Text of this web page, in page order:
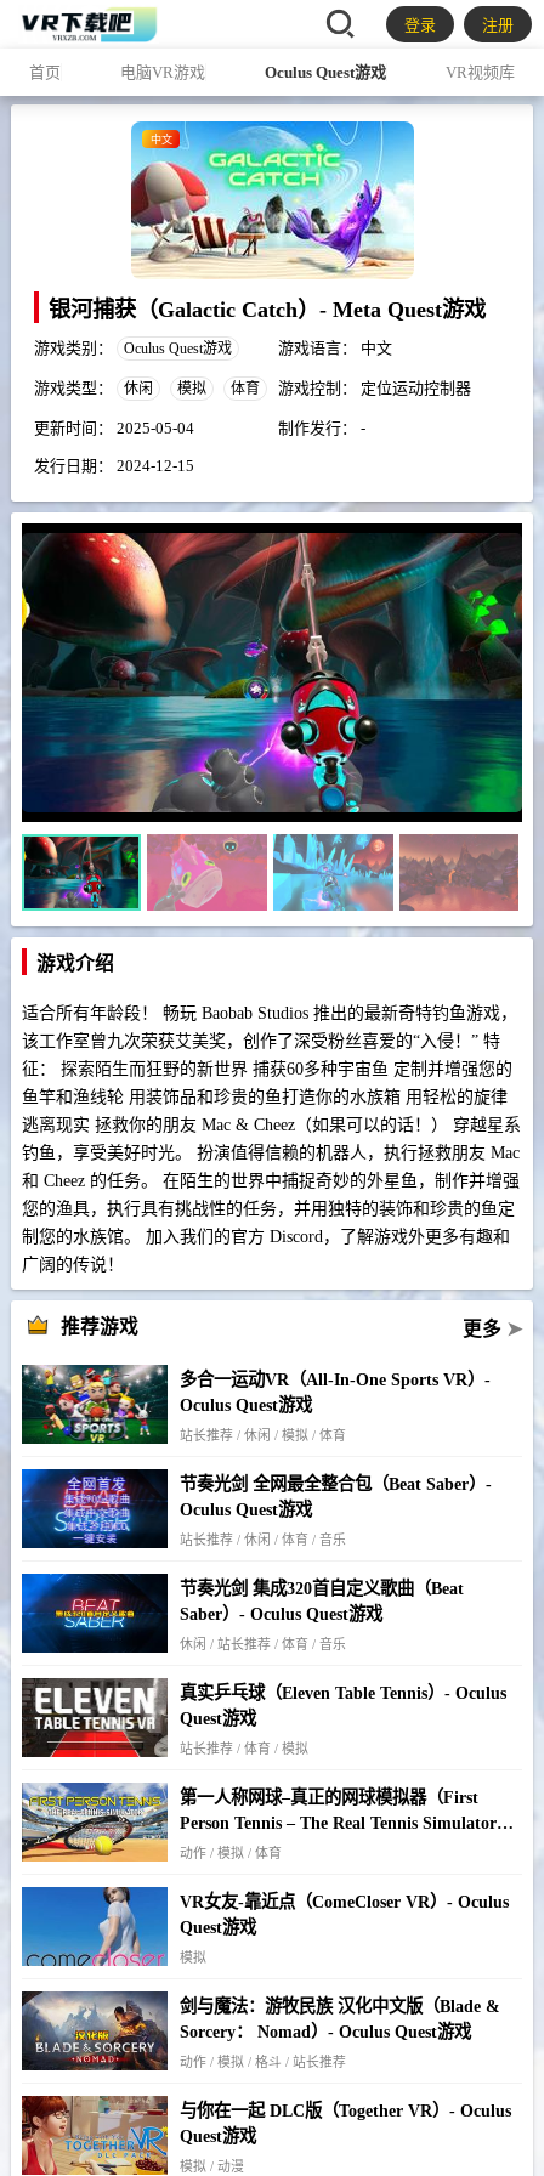
登录 注册
首页 电脑VR游戏 Oculus Quest游戏 VR视频库
中文
银河捕获（Galactic Catch）- Meta Quest游戏
游戏类别： Oculus Quest游戏 游戏语言： 中文
游戏类型： 休闲 模拟 体育 游戏控制： 定位运动控制器
更新时间： 2025-05-04 制作发行： -
发行日期： 2024-12-15
游戏介绍
适合所有年龄段！ 畅玩 Baobab Studios 推出的最新奇特钓鱼游戏，
该工作室曾九次荣获艾美奖，创作了深受粉丝喜爱的“入侵！” 特
征： 探索陌生而狂野的新世界 捕获60多种宇宙鱼 定制并增强您的
鱼竿和渔线轮 用装饰品和珍贵的鱼打造你的水族箱 用轻松的旋律
逃离现实 拯救你的朋友 Mac & Cheez（如果可以的话！） 穿越星系
钓鱼，享受美好时光。 扮演值得信赖的机器人，执行拯救朋友 Mac
和 Cheez 的任务。 在陌生的世界中捕捉奇妙的外星鱼，制作并增强
您的渔具，执行具有挑战性的任务，并用独特的装饰和珍贵的鱼定
制您的水族馆。 加入我们的官方 Discord，了解游戏外更多有趣和
广阔的传说！
推荐游戏 更多 ➤
多合一运动VR（All-In-One Sports VR）-
Oculus Quest游戏
站长推荐 / 休闲 / 模拟 / 体育
节奏光剑 全网最全整合包（Beat Saber）-
Oculus Quest游戏
站长推荐 / 休闲 / 体育 / 音乐
节奏光剑 集成320首自定义歌曲（Beat
Saber）- Oculus Quest游戏
休闲 / 站长推荐 / 体育 / 音乐
真实乒乓球（Eleven Table Tennis）- Oculus
Quest游戏
站长推荐 / 体育 / 模拟
第一人称网球–真正的网球模拟器（First
Person Tennis – The Real Tennis Simulator）-
Oculus Quest游戏
动作 / 模拟 / 体育
VR女友-靠近点（ComeCloser VR）- Oculus
Quest游戏
模拟
剑与魔法：游牧民族 汉化中文版（Blade &
Sorcery： Nomad）- Oculus Quest游戏
动作 / 模拟 / 格斗 / 站长推荐
与你在一起 DLC版（Together VR）- Oculus
Quest游戏
模拟 / 动漫